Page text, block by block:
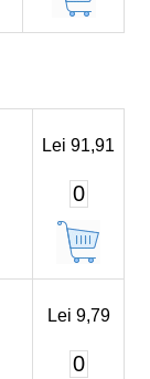
Lei 91,91
0
Lei 9,79
0